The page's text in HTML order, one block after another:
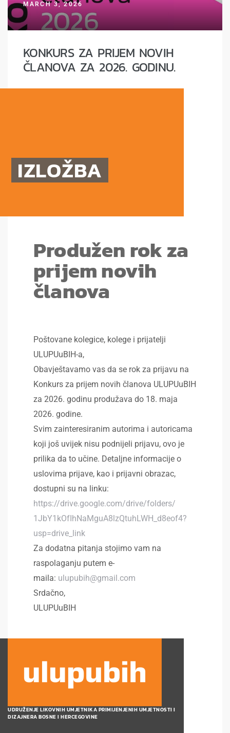
MARCH 3, 2026
KONKURS ZA PRIJEM NOVIH
ČLANOVA ZA 2026. GODINU.
IZLOŽBA
Produžen rok za
prijem novih
članova
Poštovane kolegice, kolege i prijatelji
ULUPUuBIH-a,
Obavještavamo vas da se rok za prijavu na
Konkurs za prijem novih članova ULUPUuBIH
za 2026. godinu produžava do 18. maja
2026. godine.
Svim zainteresiranim autorima i autoricama
koji još uvijek nisu podnijeli prijavu, ovo je
prilika da to učine. Detaljne informacije o
uslovima prijave, kao i prijavni obrazac,
dostupni su na linku:
https://drive.google.com/drive/folders/
1JbY1kOfIhNaMguA8lzQtuhLWH_ d8eof4?
usp=drive_link
Za dodatna pitanja stojimo vam na
raspolaganju putem e-
maila: ulupubih@gmail.com
Srdačno,
ULUPUuBIH
UDRUŽENJE LIKOVNIH UMJETNIKA PRIMIJENJENIH UMJETNOSTI I
DIZAJNERA BOSNE I HERCEGOVINE